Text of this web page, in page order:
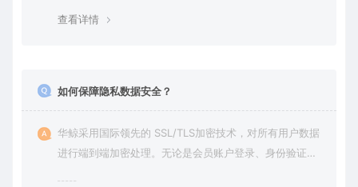
查看详情
如何保障隐私数据安全？
华鲸采用国际领先的 SSL/TLS加密技术，对所有用户数据
进行端到端加密处理。无论是会员账户登录、身份验证还